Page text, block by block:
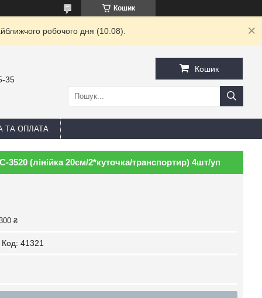
Кошик
робочого дня (10.08).
35
Кошик
ТА ОПЛАТА
3520 (лінійка 20см/2*куточка/транспортир) 4шт/уп
₴
Код: 41321